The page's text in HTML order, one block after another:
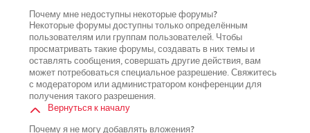
Почему мне недоступны некоторые форумы?
Некоторые форумы доступны только определённым
пользователям или группам пользователей. Чтобы
просматривать такие форумы, создавать в них темы и
оставлять сообщения, совершать другие действия, вам
может потребоваться специальное разрешение. Свяжитесь
с модератором или администратором конференции для
получения такого разрешения.
Вернуться к началу
Почему я не могу добавлять вложения?